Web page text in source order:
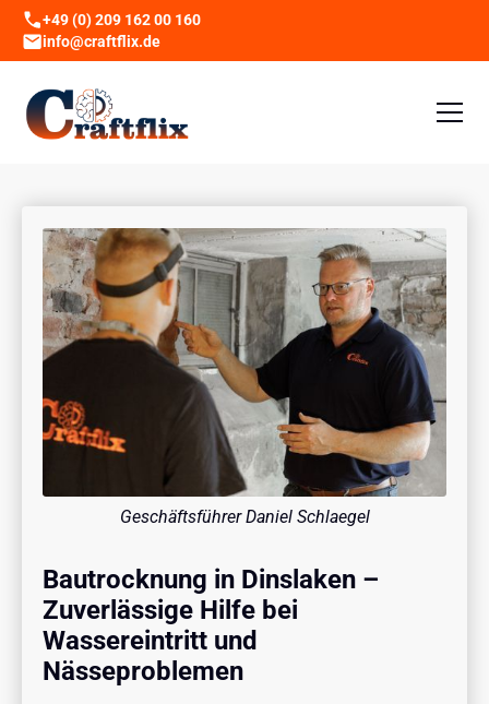
+49 (0) 209 162 00 160
info@craftflix.de
Bautrocknung in Dinslaken –
Zuverlässige Hilfe bei
Wassereintritt und
Nässeproblemen
Geschäftsführer Daniel Schlaegel